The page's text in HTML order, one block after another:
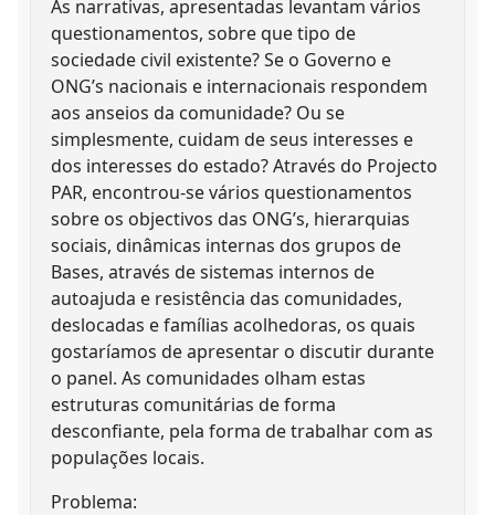
As narrativas, apresentadas levantam vários
questionamentos, sobre que tipo de
sociedade civil existente? Se o Governo e
ONG’s nacionais e internacionais respondem
aos anseios da comunidade? Ou se
simplesmente, cuidam de seus interesses e
dos interesses do estado? Através do Projecto
PAR, encontrou-se vários questionamentos
sobre os objectivos das ONG’s, hierarquias
sociais, dinâmicas internas dos grupos de
Bases, através de sistemas internos de
autoajuda e resistência das comunidades,
deslocadas e famílias acolhedoras, os quais
gostaríamos de apresentar o discutir durante
o panel. As comunidades olham estas
estruturas comunitárias de forma
desconfiante, pela forma de trabalhar com as
populações locais.
Problema: